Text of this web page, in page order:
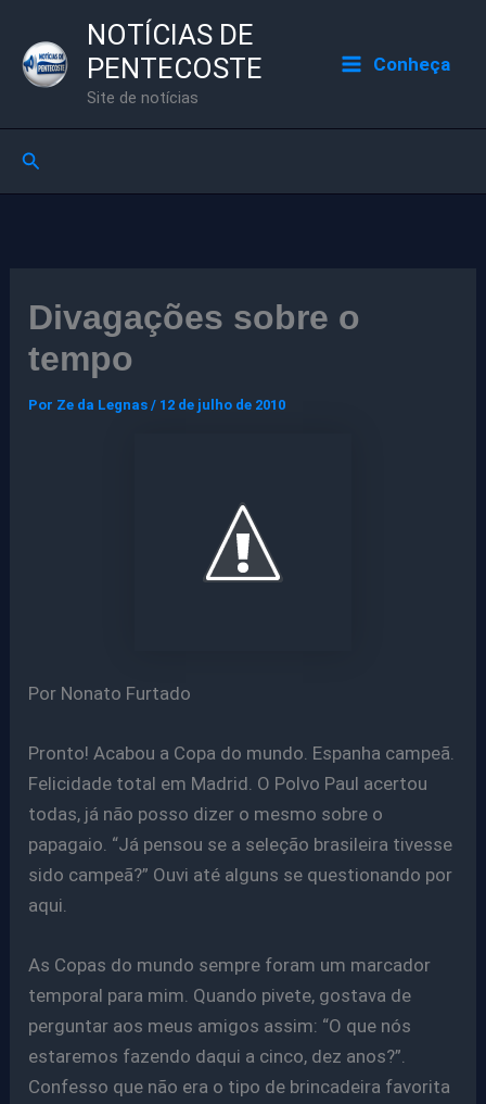
para
NOTÍCIAS DE
PENTECOSTE
Site de notícias
Conheça
Pesquisar
Divagações sobre o
tempo
Por Ze da Legnas/ 12 de julho de 2010
Por Nonato Furtado
Pronto! Acabou a Copa do mundo. Espanha campeã.
Felicidade total em Madrid. O Polvo Paul acertou
todas, já não posso dizer o mesmo sobre o
papagaio. “Já pensou se a seleção brasileira tivesse
sido campeã?” Ouvi até alguns se questionando por
aqui.
As Copas do mundo sempre foram um marcador
temporal para mim. Quando pivete, gostava de
perguntar aos meus amigos assim: “O que nós
estaremos fazendo daqui a cinco, dez anos?”.
Confesso que não era o tipo de brincadeira favorita